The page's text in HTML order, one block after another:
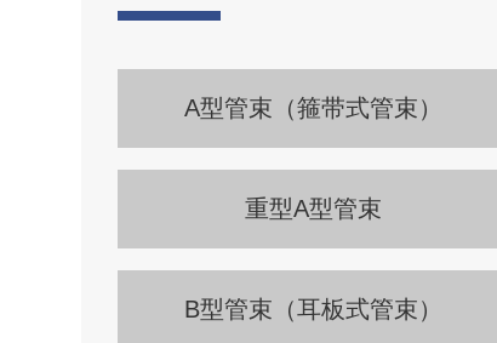
A型管束（箍带式管束）
重型A型管束
B型管束（耳板式管束）